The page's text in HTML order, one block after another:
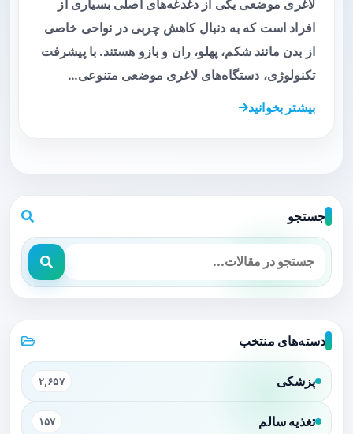
لاغری موضعی یکی از دغدغه‌های اصلی بسیاری از
افراد است که به دنبال کاهش چربی در نواحی خاصی
از بدن مانند شکم، پهلو، ران و بازو هستند. با پیشرفت
تکنولوژی، دستگاه‌های لاغری موضعی متنوعی…
بیشتر بخوانید
جستجو
دسته‌های منتخب
پزشکی ۲,۶۵۷
تغذیه سالم ۱۵۷